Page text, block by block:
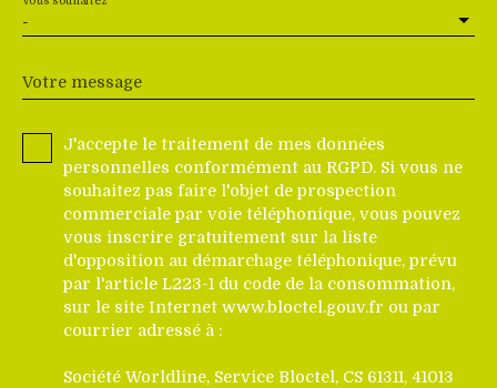
-
Votre message
J'accepte le traitement de mes données
personnelles conformément au RGPD. Si vous ne
souhaitez pas faire l'objet de prospection
commerciale par voie téléphonique, vous pouvez
vous inscrire gratuitement sur la liste
d'opposition au démarchage téléphonique, prévu
par l'article L223-1 du code de la consommation,
sur le site Internet www.bloctel.gouv.fr ou par
courrier adressé à :
Société Worldline, Service Bloctel, CS 61311, 41013